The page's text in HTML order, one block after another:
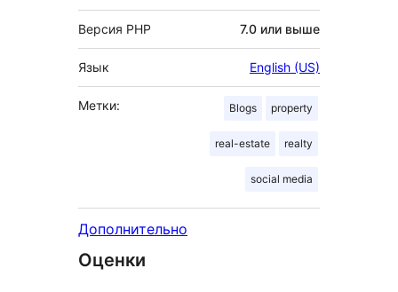
Версия PHP 7.0 или выше
Язык English (US)
Метки: Blogs property
real-estate realty
social media
Дополнительно
Оценки